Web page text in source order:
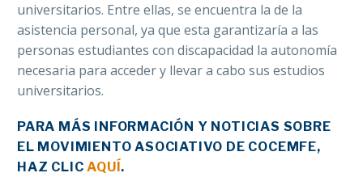
universitarios. Entre ellas, se encuentra la de la
asistencia personal, ya que esta garantizaría a las
personas estudiantes con discapacidad la autonomía
necesaria para acceder y llevar a cabo sus estudios
universitarios.
PARA MÁS INFORMACIÓN Y NOTICIAS SOBRE
EL MOVIMIENTO ASOCIATIVO DE COCEMFE,
HAZ CLICAQUÍ .